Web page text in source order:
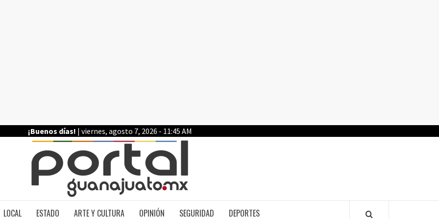
¡Buenos días! | viernes, agosto 7, 2026 - 11:45 AM
LOCAL ESTADO ARTE Y CULTURA OPINIÓN SEGURIDAD DEPORTES